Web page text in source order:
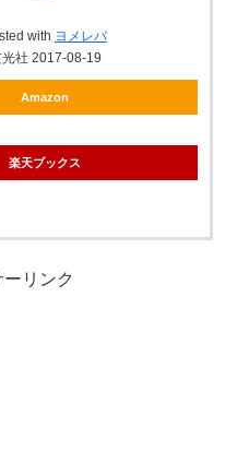
with ヨメレバ
光社 2017-08-19
Amazon
楽天ブックス
リンク